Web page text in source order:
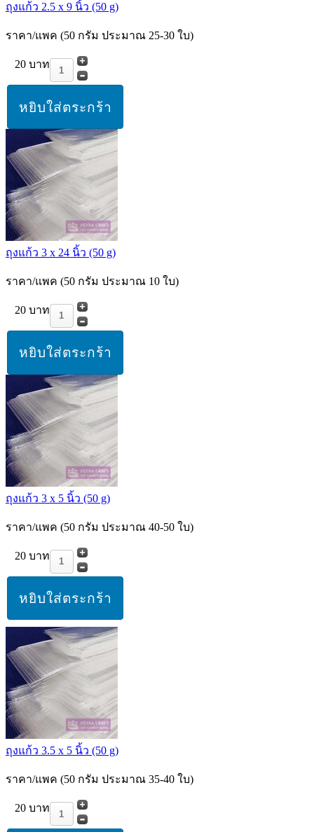
ถุงแก้ว 2.5 x 9 นิ้ว (50 g)
ราคา/แพค (50 กรัม ประมาณ 25-30 ใบ)
20 บาท
ถุงแก้ว 3 x 24 นิ้ว (50 g)
ราคา/แพค (50 กรัม ประมาณ 10 ใบ)
20 บาท
ถุงแก้ว 3 x 5 นิ้ว (50 g)
ราคา/แพค (50 กรัม ประมาณ 40-50 ใบ)
20 บาท
ถุงแก้ว 3.5 x 5 นิ้ว (50 g)
ราคา/แพค (50 กรัม ประมาณ 35-40 ใบ)
20 บาท